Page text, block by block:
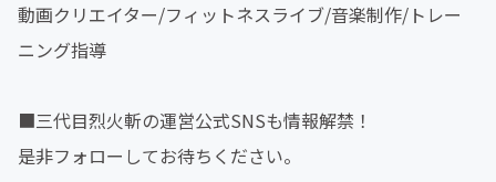
動画クリエイター/フィットネスライブ/音楽制作/トレー
ニング指導
■三代目烈火斬の運営公式SNSも情報解禁！
是非フォローしてお待ちください。